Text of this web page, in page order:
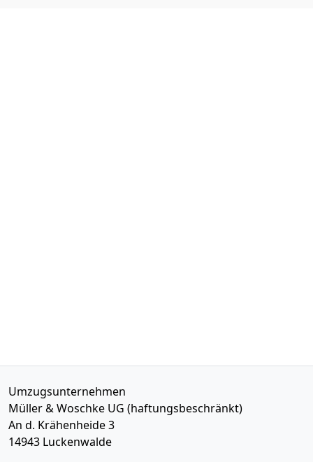
Umzugsunternehmen
Müller & Woschke UG (haftungsbeschränkt)
An d. Krähenheide 3
14943 Luckenwalde